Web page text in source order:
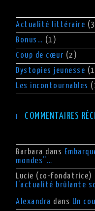
Actualité littéraire
Bonus… (1)
Coup de cœur (2)
Dystopies jeunesse
Les incontournables
COMMENTAIRES
Barbara dans
mondes”…
Lucie (co-fondatrice)
l’actualité brûlante
Alexandra dans Un